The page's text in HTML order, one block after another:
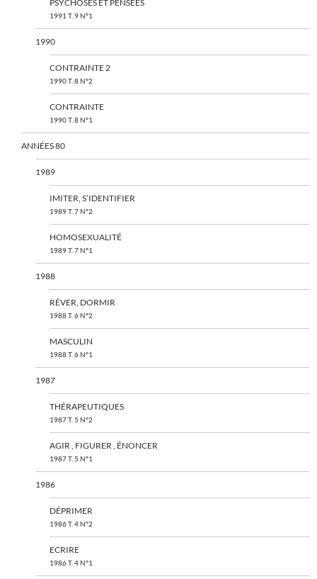
PSYCHOSES ET PENSÉES
1991 T. 9 N°1
1990
CONTRAINTE 2
1990 T. 8 N°2
CONTRAINTE
1990 T. 8 N°1
ANNÉES 80
1989
IMITER, S’IDENTIFIER
1989 T. 7 N°2
HOMOSEXUALITÉ
1989 T. 7 N°1
1988
RÊVER, DORMIR
1988 T. 6 N°2
MASCULIN
1988 T. 6 N°1
1987
THÉRAPEUTIQUES
1987 T. 5 N°2
AGIR , FIGURER , ÉNONCER
1987 T. 5 N°1
1986
DÉPRIMER
1986 T. 4 N°2
ECRIRE
1986 T. 4 N°1